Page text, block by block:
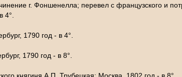
г. Фоншенелла; перевел с французского и
4°.
1790 год - в 4°.
1790 год - в 8°.